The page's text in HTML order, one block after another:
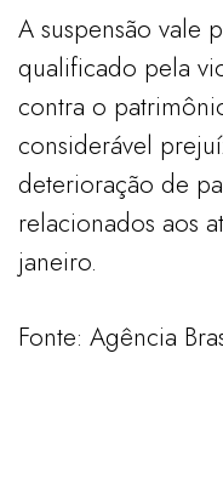
A suspensão vale
qualificado pela
contra o
considerável
deterioração de
relacionados aos
janeiro.
Fonte: Agência